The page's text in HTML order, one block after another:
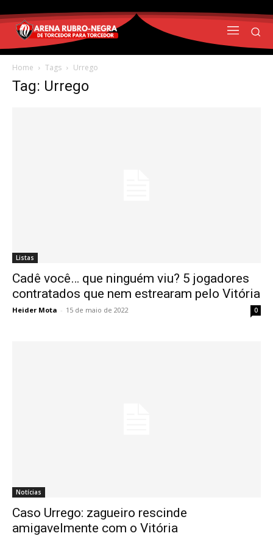
Home Tags Urrego
Tag: Urrego
Listas
Cadê você… que ninguém viu? 5 jogadores
contratados que nem estrearam pelo Vitória
Heider Mota - 15 de maio de 2022 0
Notícias
Caso Urrego: zagueiro rescinde
amigavelmente com o Vitória